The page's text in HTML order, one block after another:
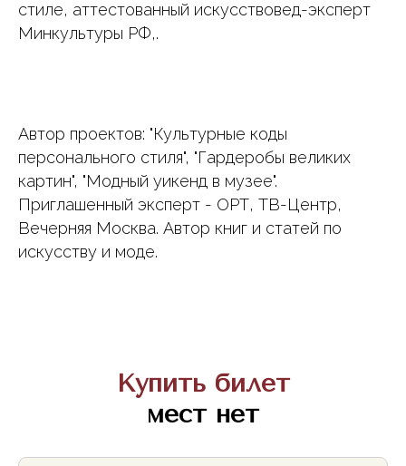
стиле, аттестованный искусствовед-эксперт
Минкультуры РФ,.
Автор проектов: "Культурные коды
персонального стиля", "Гардеробы великих
картин", "Модный уикенд в музее".
Приглашенный эксперт - ОРТ, ТВ-Центр,
Вечерняя Москва. Автор книг и статей по
искусству и моде.
Купить билет
мест нет